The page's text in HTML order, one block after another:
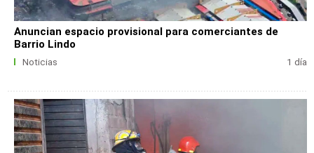
Anuncian espacio provisional para comerciantes de
Barrio Lindo
Noticias 1 día